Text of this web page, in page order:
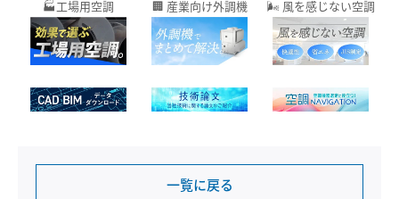
🏭工場用空調 🏢 産業向け外調機 🌬️ 風を感じない空調
一覧に戻る